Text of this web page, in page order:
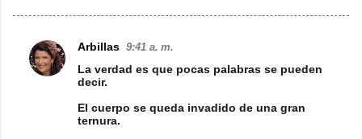
C
Arbillas 9:41 a. m.
La verdad es que pocas palabras se pueden
decir.
El cuerpo se queda invadido de una gran
ternura.